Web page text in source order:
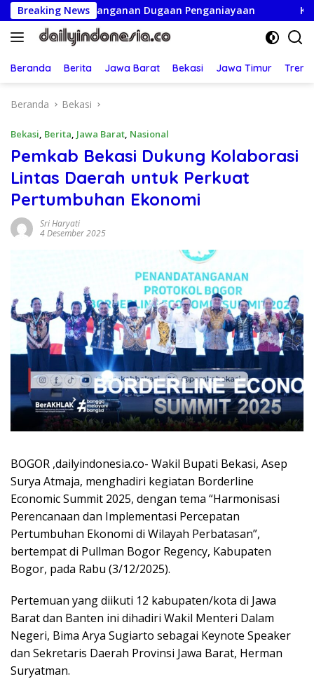
Langsung
ke
konten
Breaking NewsDugaan Penganiayaan Ketua Persatuan
Beranda Berita Jawa Barat Bekasi Jawa Timur
Beranda Bekasi
Bekasi, Berita, Jawa Barat, Nasional
Pemkab Bekasi Dukung Kolaborasi
Lintas Daerah untuk Perkuat
Pertumbuhan Ekonomi
Sri Haryati
4 Desember 2025
BOGOR ,dailyindonesia.co- Wakil Bupati Bekasi, Asep
Surya Atmaja, menghadiri kegiatan Borderline
Economic Summit 2025, dengan tema “Harmonisasi
Perencanaan dan Implementasi Percepatan
Pertumbuhan Ekonomi di Wilayah Perbatasan”,
bertempat di Pullman Bogor Regency, Kabupaten
Bogor, pada Rabu (3/12/2025).
Pertemuan yang diikuti 12 kabupaten/kota di Jawa
Barat dan Banten ini dihadiri Wakil Menteri Dalam
Negeri, Bima Arya Sugiarto sebagai Keynote Speaker
dan Sekretaris Daerah Provinsi Jawa Barat, Herman
Suryatman.